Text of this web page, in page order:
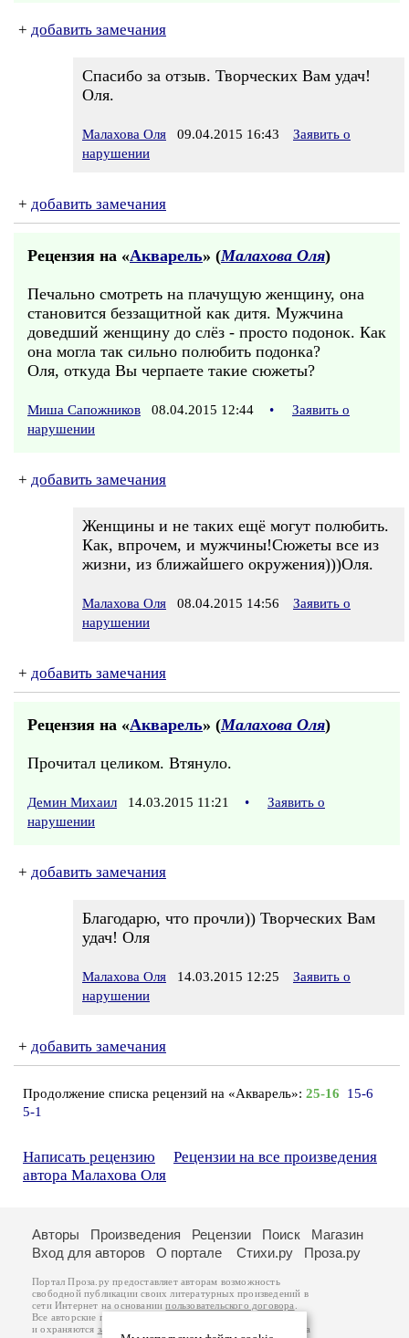
+ добавить замечания
Спасибо за отзыв. Творческих Вам удач!
Оля.
Малахова Оля 09.04.2015 16:43
Заявить о
нарушении
+ добавить замечания
Рецензия на «Акварель» (Малахова Оля)
Печально смотреть на плачущую женщину, она
становится беззащитной как дитя. Мужчина
доведший женщину до слёз - просто подонок. Как
она могла так сильно полюбить подонка?
Оля, откуда Вы черпаете такие сюжеты?
Миша Сапожников 08.04.2015 12:44 •
Заявить о
нарушении
+ добавить замечания
Женщины и не таких ещё могут полюбить.
Как, впрочем, и мужчины!Сюжеты все из
жизни, из ближайшего окружения)))Оля.
Малахова Оля 08.04.2015 14:56
Заявить о
нарушении
+ добавить замечания
Рецензия на «Акварель» (Малахова Оля)
Прочитал целиком. Втянуло.
Демин Михаил 14.03.2015 11:21 •
Заявить о
нарушении
+ добавить замечания
Благодарю, что прочли)) Творческих Вам
удач! Оля
Малахова Оля 14.03.2015 12:25
Заявить о
нарушении
+ добавить замечания
Продолжение списка рецензий на «Акварель»: 25-16
15-6
5-1
Написать рецензию
Рецензии на все произведения
автора Малахова Оля
Авторы Произведения Рецензии Поиск
Магазин
Вход для авторов
О портале Стихи.ру Проза.ру
Портал Проза.ру предоставляет авторам возможность
свободной публикации своих литературных произведений в
сети Интернет на основаниипользовательского договора
Все авторские права на произведения принадлежат авторам
и охраняются законом
. Перепечатка произведений возможна